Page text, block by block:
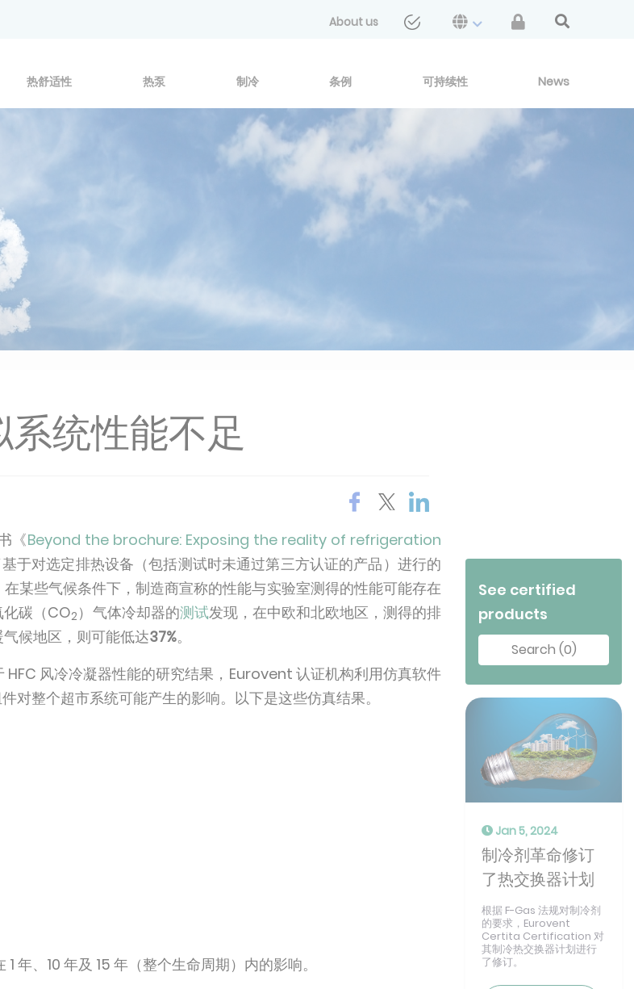
About us
热舒适性 热泵 制冷 条例 可持续性 News
统性能不足
《Beyond the brochure: Exposing the reality of refrigeration
于对选定排热设备（包括测试时未通过第三方认证的产品）进行的
某些气候条件下，制造商宣称的性能与实验室测得的性能可能存在
碳（CO2 ）气体冷却器的测试发现，在中欧和北欧地区，测得的排
气候地区，则可能低达37%。
风冷冷凝器性能的研究结果，Eurovent 认证机构利用仿真软件
对整个超市系统可能产生的影响。以下是这些仿真结果。
年、10 年及 15 年（整个生命周期）内的影响。
See certified
products
Search (0)
Jan 5, 2024
制冷剂革命修订
了热交换器计划
根据 F-Gas 法规对制冷剂
的要求，Eurovent
Certita Certification 对
其制冷热交换器计划进行
了修订。